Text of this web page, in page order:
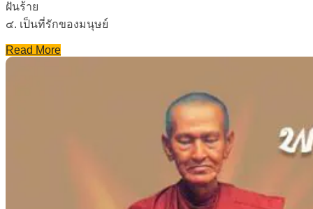
ฝันร้าย
๔. เป็นที่รักของมนุษย์
Read More